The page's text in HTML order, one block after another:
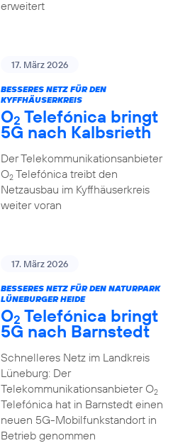
erweitert
17. März 2026
BESSERES NETZ FÜR DEN
KYFFHÄUSERKREIS
O2 Telefónica bringt
5G nach Kalbsrieth
Der Telekommunikationsanbieter
O2Telefónica treibt den
Netzausbau im Kyffhäuserkreis
weiter voran
17. März 2026
BESSERES NETZ FÜR DEN NATURPARK
LÜNEBURGER HEIDE
O2 Telefónica bringt
5G nach Barnstedt
Schnelleres Netz im Landkreis
Lüneburg: Der
Telekommunikationsanbieter O2
Telefónica hat in Barnstedt einen
neuen 5G-Mobilfunkstandort in
Betrieb genommen